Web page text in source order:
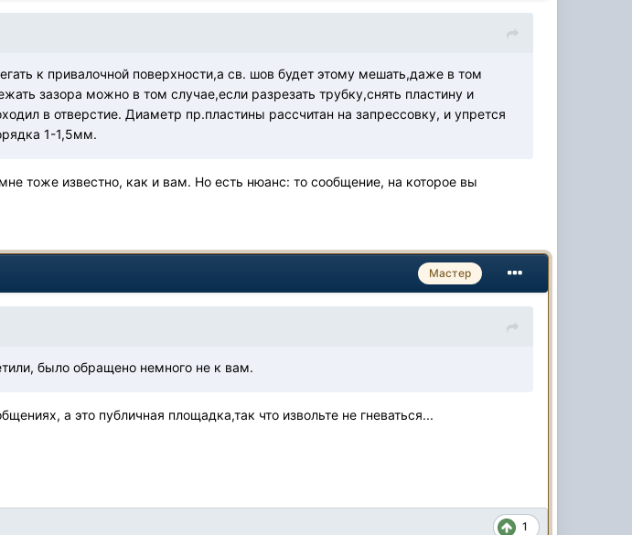
к привалочной поверхности,а св. шов будет этому мешать,даже в том
зазора можно в том случае,если разрезать трубку,снять пластину и
в отверстие. Диаметр пр.пластины рассчитан на запрессовку, и упрется
1-1,5мм.
тоже известно, как и вам. Но есть нюанс: то сообщение, на которое вы
Мастер
было обращено немного не к вам.
а это публичная площадка,так что извольте не гневаться...
1